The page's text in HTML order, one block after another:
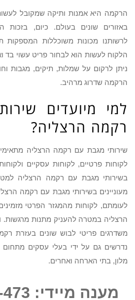
הרקמה היא אמנות ותיקה שמקובל
באזורים שונים בעולם. כיום, בזכות
לרשותנו מכונות משוכללות
הלקוח לעשות הוא לבחור פריט עשוי בד
ניתן לרקום על שמלות, תיקים, מגבות
הרקמה שדרוג מרהיב.
למי מיועדים
רקמה הרצליה?
שירותי מגבת עם רקמה הרצליה
לקוחות פרטיים, לקוחות עסקיים
בשירותי מגבת עם רקמה הרצליה
מעוניינים בשירותי מגבת עם רקמה
לעומתם, לקוחות מהמגזר הפרטי
הרצליה במטרה להעניק מתנות מרגשות.
משדרגים פריטי לבוש שונים בעזרת
נדרשים גם על ידי בעלי עסקים מתחום
מלון, בתי הארחה ואחרים.
מענה מיידי: 072-3922-473